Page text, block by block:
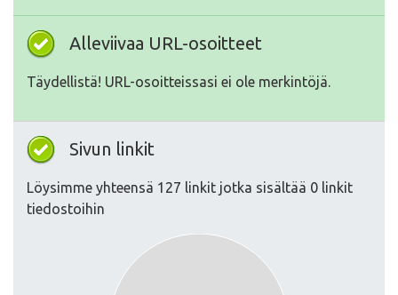
Alleviivaa URL-osoitteet
Täydellistä! URL-osoitteissasi ei ole merkintöjä.
Sivun linkit
Löysimme yhteensä 127 linkit jotka sisältää 0 linkit
tiedostoihin